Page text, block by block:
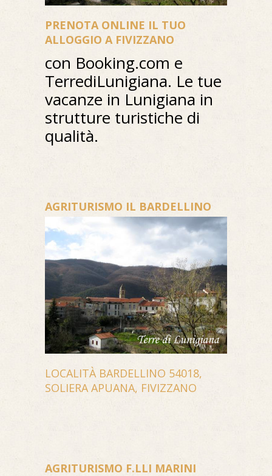
PRENOTA ONLINE IL TUO
ALLOGGIO A FIVIZZANO
con Booking.com e
TerrediLunigiana. Le tue
vacanze in Lunigiana in
strutture turistiche di
qualità.
AGRITURISMO IL BARDELLINO
LOCALITÀ BARDELLINO 54018,
SOLIERA APUANA, FIVIZZANO
AGRITURISMO F.LLI MARINI